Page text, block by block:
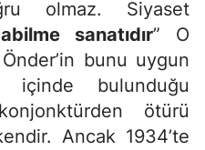
olmaz. Siyaset
sanatıdır” O
bunu uygun
içinde bulunduğu
ötürü
Ancak 1934’te